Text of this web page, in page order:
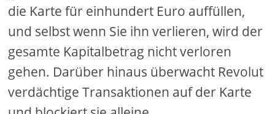
die Karte für einhundert Euro auffüllen,
und selbst wenn Sie ihn verlieren, wird der
gesamte Kapitalbetrag nicht verloren
gehen. Darüber hinaus überwacht Revolut
verdächtige Transaktionen auf der Karte